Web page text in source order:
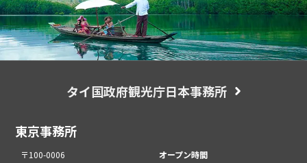
タイ国政府観光庁日本事務所
東京事務所
〒100-0006
オープン時間